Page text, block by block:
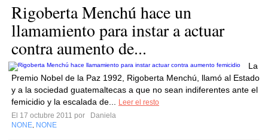
Rigoberta Menchú hace un
llamamiento para instar a actuar
contra aumento de...
La
Premio Nobel de la Paz 1992, Rigoberta Menchú, llamó al Estado
y a la sociedad guatemaltecas a que no sean indiferentes ante el
femicidio y la escalada de...
Leer el resto
El 17 octubre 2011 por
Daniela
NONE NONE